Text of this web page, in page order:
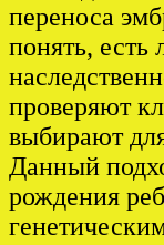
переноса
понять, есть
проверяют
выбирают
Данный
рождения